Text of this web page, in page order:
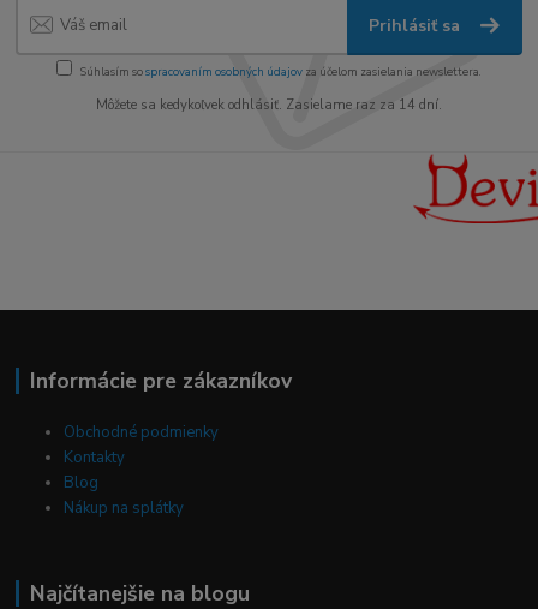
Prihlásiť sa
Súhlasím sospracovaním osobných údajov za účelom zasielania newslettera.
Môžete sa kedykoľvek odhlásiť. Zasielame raz za 14 dní.
Informácie pre zákazníkov
Obchodné podmienky
Kontakty
Blog
Nákup na splátky
Najčítanejšie na blogu